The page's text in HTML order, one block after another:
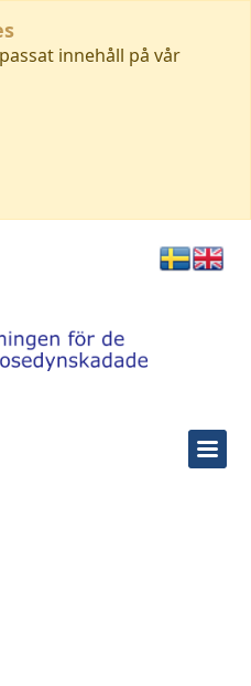
innehåll på vår